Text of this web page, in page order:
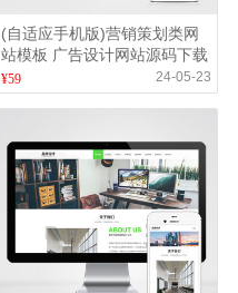
(自适应手机版)营销策划类网
站模板 广告设计网站源码下载
¥59 24-05-23